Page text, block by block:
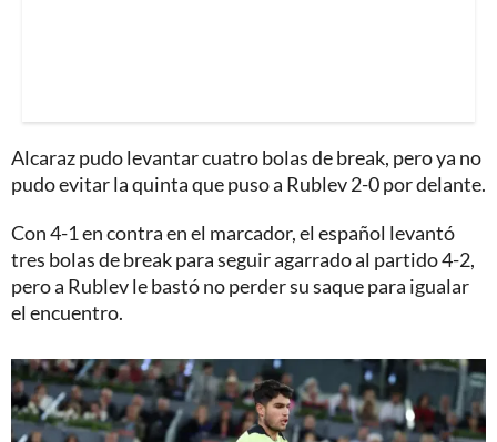
Alcaraz pudo levantar cuatro bolas de break, pero ya no
pudo evitar la quinta que puso a Rublev 2-0 por delante.
Con 4-1 en contra en el marcador, el español levantó
tres bolas de break para seguir agarrado al partido 4-2,
pero a Rublev le bastó no perder su saque para igualar
el encuentro.